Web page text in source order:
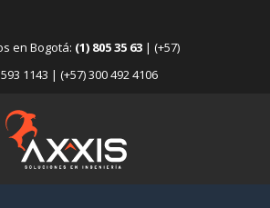
en Bogotá: (1) 805 35 63 | (+57)
1143 | (+57) 300 492 4106